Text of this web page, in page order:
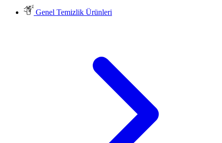
Genel Temizlik Ürünleri